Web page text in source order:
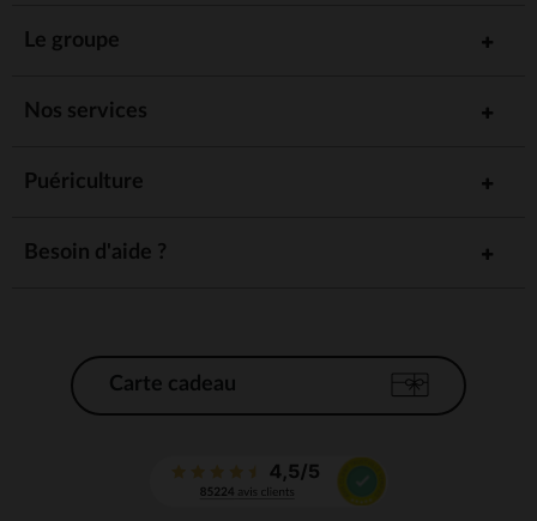
Le groupe
Nos services
Puériculture
Besoin d'aide ?
Carte cadeau